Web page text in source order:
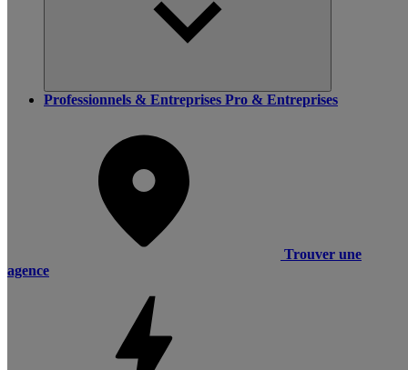
Professionnels & Entreprises Pro & Entreprises
Trouver une
agence